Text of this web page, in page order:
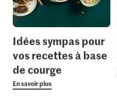
Idées sympas pour
vos recettes à base
de courge
En savoir plus